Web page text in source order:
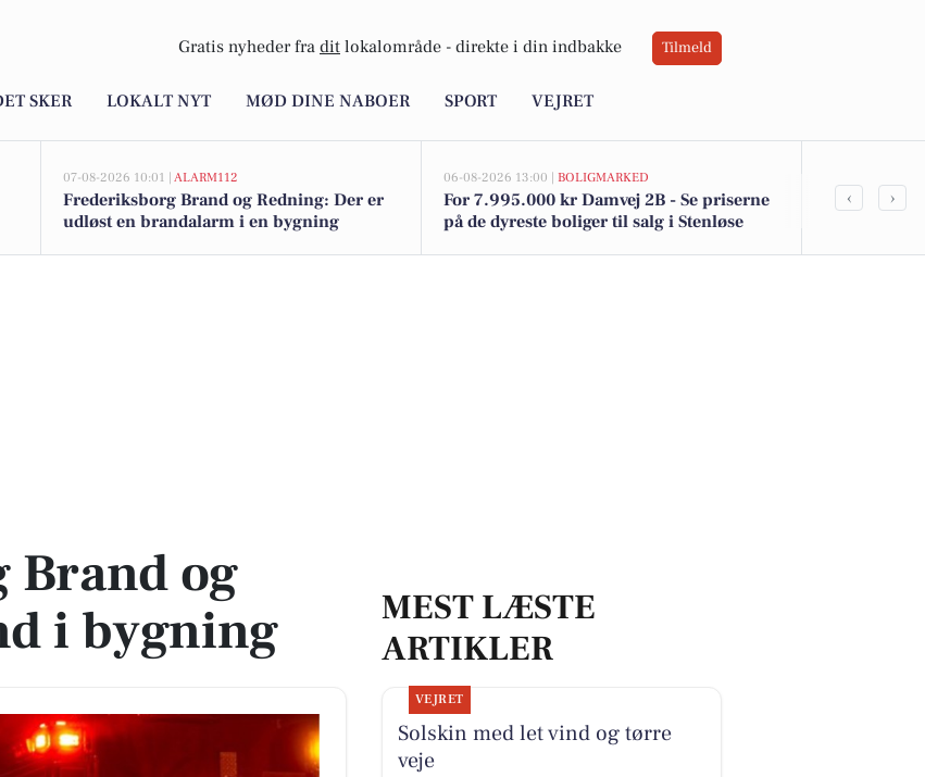
Gratis nyheder fra dit lokalområde - direkte i din indbakke Tilmeld
SKER LOKALT NYT MØD DINE NABOER SPORT VEJRET
07-08-2026 10:01 | ALARM112
Frederiksborg Brand og Redning: Der er
udløst en brandalarm i en bygning
06-08-2026 13:00 | BOLIGMARKED
For 7.995.000 kr Damvej 2B - Se priserne
på de dyreste boliger til salg i Stenløse
Top 6 over
‹ ›
Brand og
i bygning
MEST LÆSTE
ARTIKLER
VEJRET
Solskin med let vind og tørre
veje